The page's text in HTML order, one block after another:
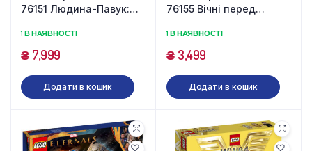
76151 Людина-Павук:
(640 деталей)
1 В НАЯВНОСТІ
₴7,999
Додати в кошик
76155 Вічні перед
деталі)
1 В НАЯВНОСТІ
₴3,499
Додати в кошик